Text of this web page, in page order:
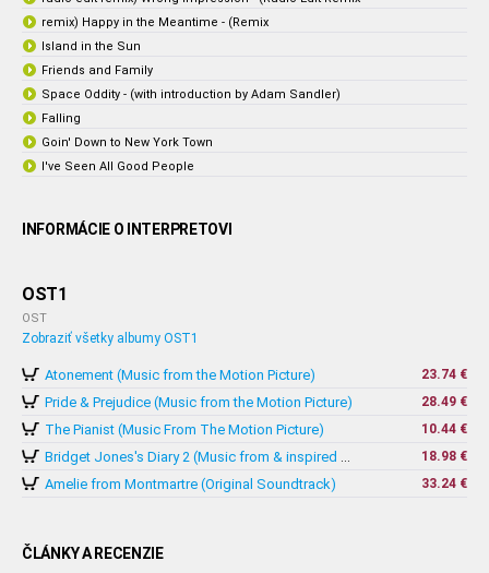
remix) Happy in the Meantime - (Remix
Island in the Sun
Friends and Family
Space Oddity - (with introduction by Adam Sandler)
Falling
Goin' Down to New York Town
I've Seen All Good People
INFORMÁCIE O INTERPRETOVI
OST1
OST
Zobraziť všetky albumy OST1
Atonement (Music from the Motion Picture) 23.74 €
Pride & Prejudice (Music from the Motion Picture) 28.49 €
The Pianist (Music From The Motion Picture)
10.44 €
Bridget Jones's Diary 2 (Music from & inspired by The Motion Picture)
18.98 €
Amelie from Montmartre (Original Soundtrack) 33.24 €
ČLÁNKY A RECENZIE